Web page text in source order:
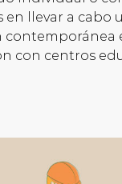
en llevar a cabo
contemporánea
con centros